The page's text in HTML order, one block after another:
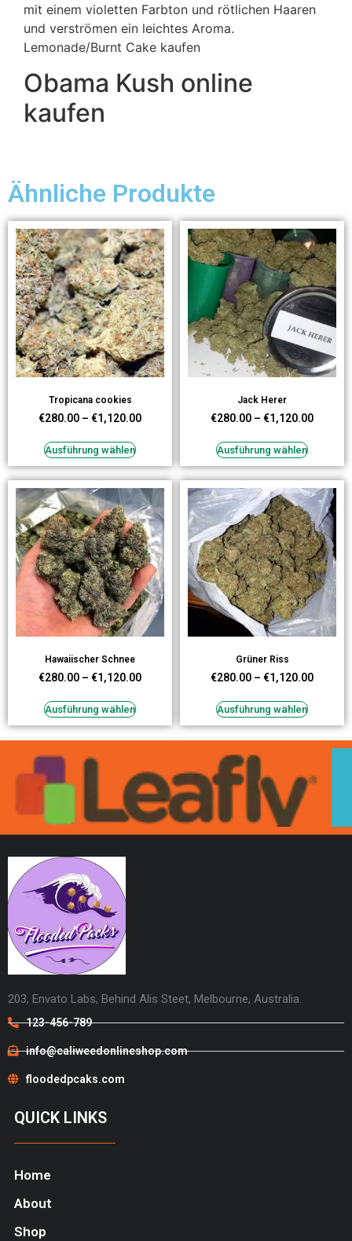
mit einem violetten Farbton und rötlichen Haaren
und verströmen ein leichtes Aroma.
Lemonade/Burnt Cake kaufen
Obama Kush online
kaufen
Ähnliche Produkte
Tropicana cookies
€280.00 – €1,120.00
Ausführung wählen
Jack Herer
€280.00 – €1,120.00
Ausführung wählen
Hawaiischer Schnee
€280.00 – €1,120.00
Ausführung wählen
Grüner Riss
€280.00 – €1,120.00
Ausführung wählen
203, Envato Labs, Behind Alis Steet, Melbourne, Australia.
123-456-789
info@caliweedonlineshop.com
floodedpcaks.com
QUICK LINKS
Home
About
Shop